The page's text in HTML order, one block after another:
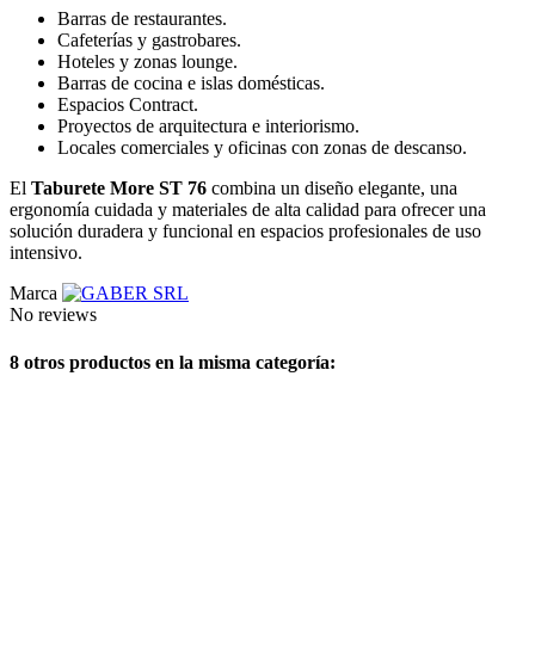
Barras de restaurantes.
Cafeterías y gastrobares.
Hoteles y zonas lounge.
Barras de cocina e islas domésticas.
Espacios Contract.
Proyectos de arquitectura e interiorismo.
Locales comerciales y oficinas con zonas de descanso.
El Taburete More ST 76 combina un diseño elegante, una
ergonomía cuidada y materiales de alta calidad para ofrecer una
solución duradera y funcional en espacios profesionales de uso
intensivo.
Marca
No reviews
8 otros productos en la misma categoría: